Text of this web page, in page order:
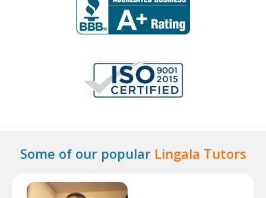
Some of our popular Lingala Tutors